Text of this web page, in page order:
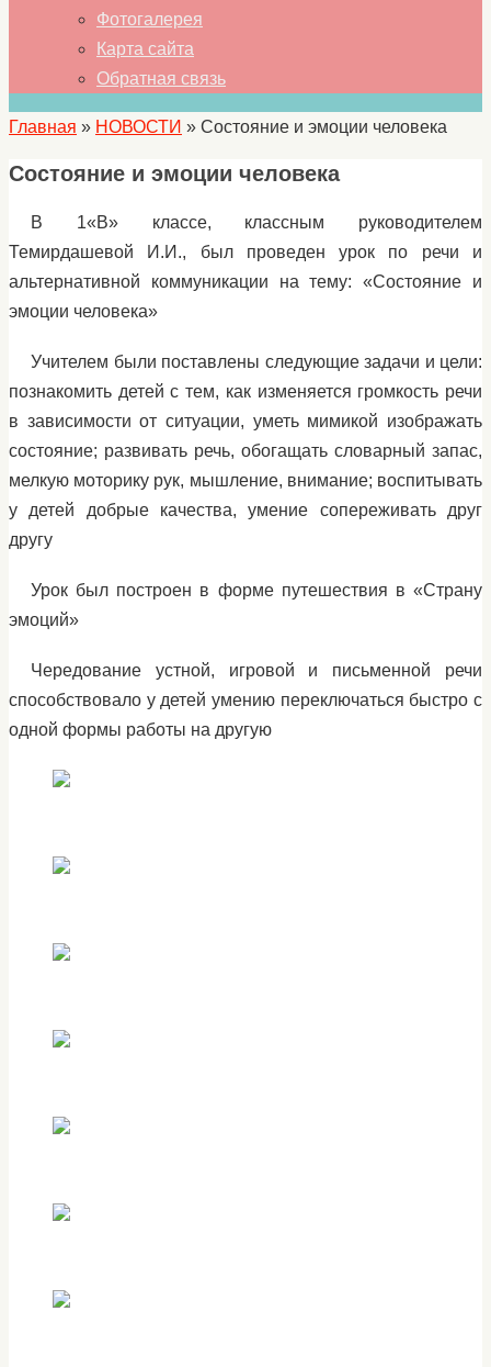
Фотогалерея
Карта сайта
Обратная связь
Главная » НОВОСТИ » Состояние и эмоции человека
Состояние и эмоции человека
В 1«В» классе, классным руководителем
Темирдашевой И.И., был проведен урок по речи и
альтернативной коммуникации на тему: «Состояние и
эмоции человека»
Учителем были поставлены следующие задачи и цели:
познакомить детей с тем, как изменяется громкость речи
в зависимости от ситуации, уметь мимикой изображать
состояние; развивать речь, обогащать словарный запас,
мелкую моторику рук, мышление, внимание; воспитывать
у детей добрые качества, умение сопереживать друг
другу
Урок был построен в форме путешествия в «Страну
эмоций»
Чередование устной, игровой и письменной речи
способствовало у детей умению переключаться быстро с
одной формы работы на другую